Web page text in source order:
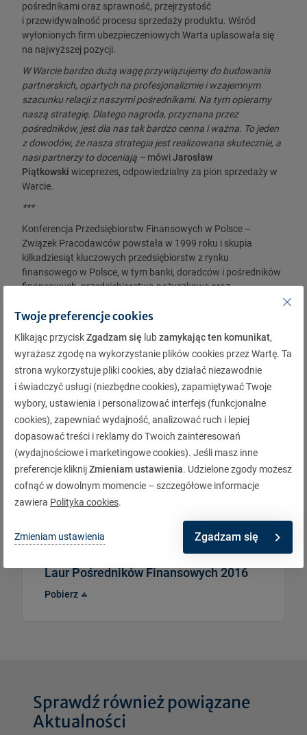
pośrednikami oraz sprawność, przejrzystość
i przewidywalność procesu sprzedaży produktu. Wśród
wyłonionych firm ubezpieczeniowych Warta uplasowała się
na najwyższej pozycji.
W Warcie bardzo dużą wagę przywiązujemy do budowania
partnerskich, opartych na profesjonalizmie i wzajemnym
szacunku relacji z naszymi pośrednikami. Na tym opieramy
naszą strategię. Dlatego nagroda, przyznana przez
pośredników, jest dla nas tak bardzo cenna i ważna. To jeden
z dowodów, że nasza strategia jest realizowana skutecznie, a
nasi partnerzy to doceniają – mówiJarosław
Piątkowski wiceprezes, odpowiedzialny za pion sprzedaży w
Warcie
***
Konferencja Przedsiębiorstw Finansowych w Polsce –
Związek Pracodawców powstała w 1999 roku i skupia
kilkadziesiąt kluczowych przedsiębiorstw z rynku
finansowego w Polsce, w tym banki, doradców i pośredników
finansowych, przedsiębiorstwa pożyczkowe oraz
Laur Pośredników Finansowych 2016
Pobierz
Sprawdź również powiązane
Aktualności
Twoje preferencje cookies
Klikając przyciskZgadzam się lubzamykając ten komunikat,
wyrażasz zgodę na wykorzystanie plików cookies przez Wartę. Ta
strona wykorzystuje pliki cookies, aby działać niezawodnie
i świadczyć usługi (niezbędne cookies), zapamiętywać Twoje
wybory, ustawienia i personalizować interfejs (funkcjonalne
cookies), zapewniać wydajność, analizować ruch i lepiej
dopasować treści i reklamy do Twoich zainteresowań
(wydajnościowe i marketingowe cookies). Jeśli masz inne
preferencje kliknijZmieniam ustawienia. Udzielone zgody możesz
cofnąć w dowolnym momencie – szczegółowe informacje
zawiera Polityka cookies.
Zmieniam ustawienia Zgadzam się